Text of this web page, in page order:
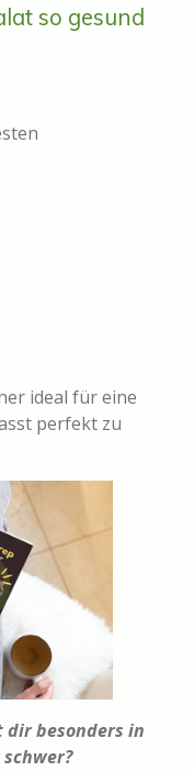
so gesund
ideal für eine
perfekt zu
dir besonders in